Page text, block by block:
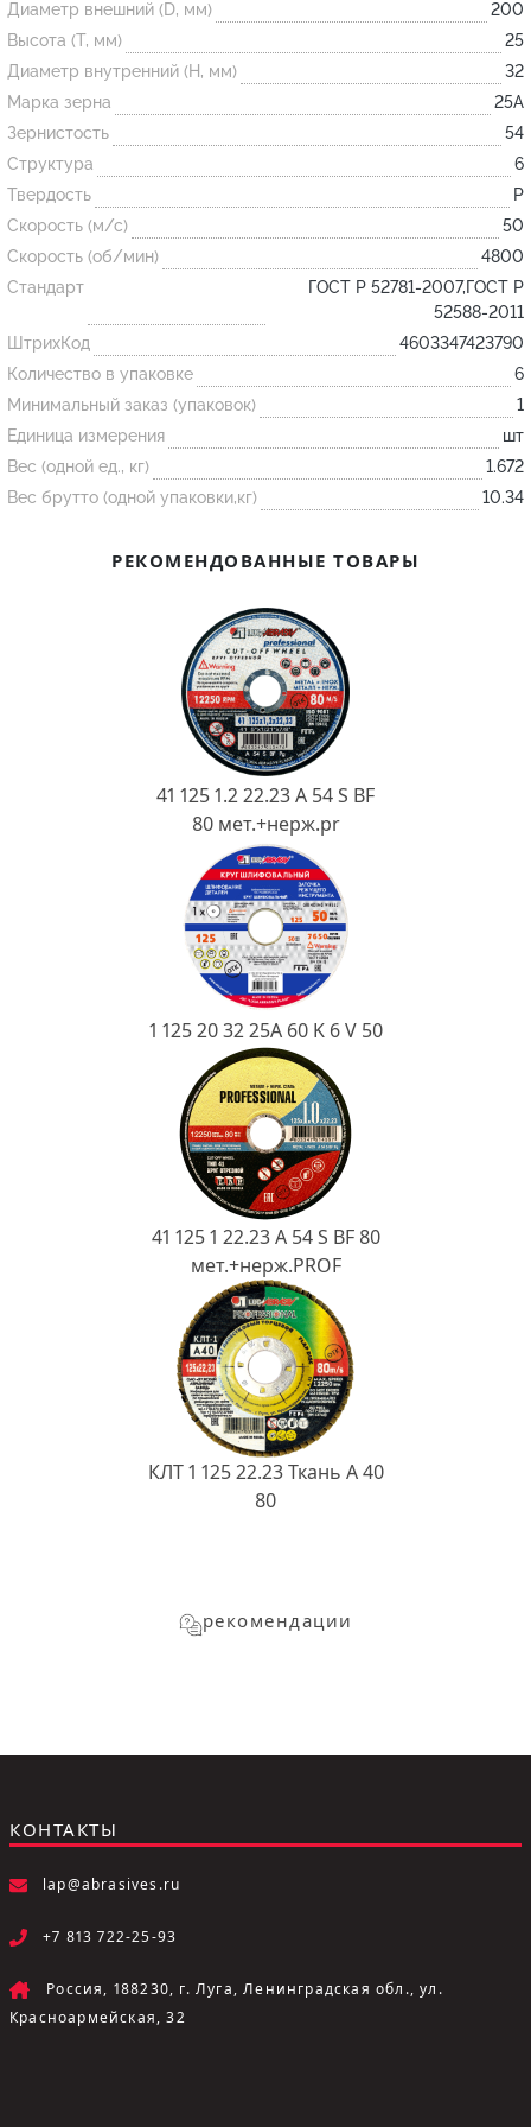
Огнеупорные
изделия
Скачать каталог
Тигель
Муфель
Черпак
Шербер
Трубка
Стержень
Пробка
Подставка
Лодочка
Контакт
Огнеупорная SiC смесь
Диаметр внешний (D, мм)
200
Высота (T, мм)
25
Диаметр внутренний (H, мм)
32
Марка зерна
25А
Зернистость
54
Структура
6
Твердость
P
Скорость (м/с)
50
Скорость (об/мин)
4800
Стандарт
ГОСТ Р 52781-2007,ГОСТ Р
52588-2011
ШтрихКод
4603347423790
Количество в упаковке
6
Минимальный заказ (упаковок)
1
Единица измерения
шт
Вес (одной ед., кг)
1.672
Вес брутто (одной упаковки,кг)
10.34
РЕКОМЕНДОВАННЫЕ ТОВАРЫ
41 125 1.2 22.23 A 54 S BF
80 мет.+нерж.pr
1 125 20 32 25А 60 K 6 V 50
41 125 1 22.23 A 54 S BF 80
мет.+нерж.PROF
КЛТ 1 125 22.23 Ткань A 40
80
рекомендации
КОНТАКТЫ
lap@abrasives.ru
+7 813 722-25-93
Россия, 188230, г. Луга, Ленинградская обл., ул.
Красноармейская, 32